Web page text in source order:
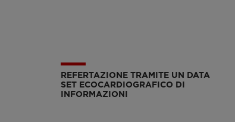
REFERTAZIONE TRAMITE UN DATA
SET ECOCARDIOGRAFICO DI
INFORMAZIONI